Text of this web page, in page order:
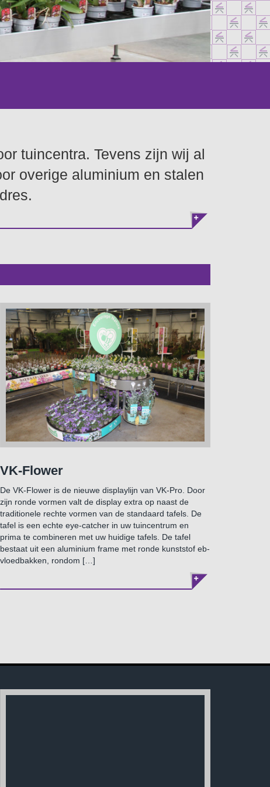
tuincentra. Tevens zijn wij al
overige aluminium en stalen
VK-Flower
De VK-Flower is de nieuwe displaylijn van VK-Pro. Door
zijn ronde vormen valt de display extra op naast de
traditionele rechte vormen van de standaard tafels. De
tafel is een echte eye-catcher in uw tuincentrum en
prima te combineren met uw huidige tafels. De tafel
bestaat uit een aluminium frame met ronde kunststof eb-
vloedbakken, rondom […]